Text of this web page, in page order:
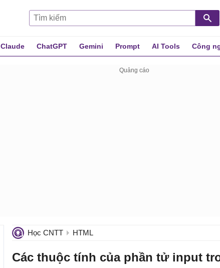
Claude ChatGPT Gemini Prompt AI Tools Công
Học CNTT HTML
Các thuộc tính của phần tử input